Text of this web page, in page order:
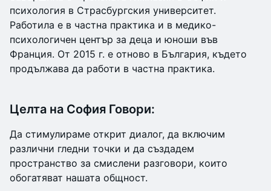
психология в Страсбургския университет.
Работила е в частна практика и в медико-
психологичен център за деца и юноши във
Франция. От 2015 г. е отново в България, където
продължава да работи в частна практика.
Целта на София Говори:
Да стимулираме открит диалог, да включим
различни гледни точки и да създадем
пространство за смислени разговори, които
обогатяват нашата общност.